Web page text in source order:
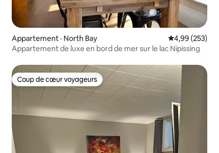
Appartement · North Bay Note
4,99 (253)
Appartement de luxe en bord de mer sur le lac Nipissing
Coup de cœur voyageurs
Coup de cœur voyageurs